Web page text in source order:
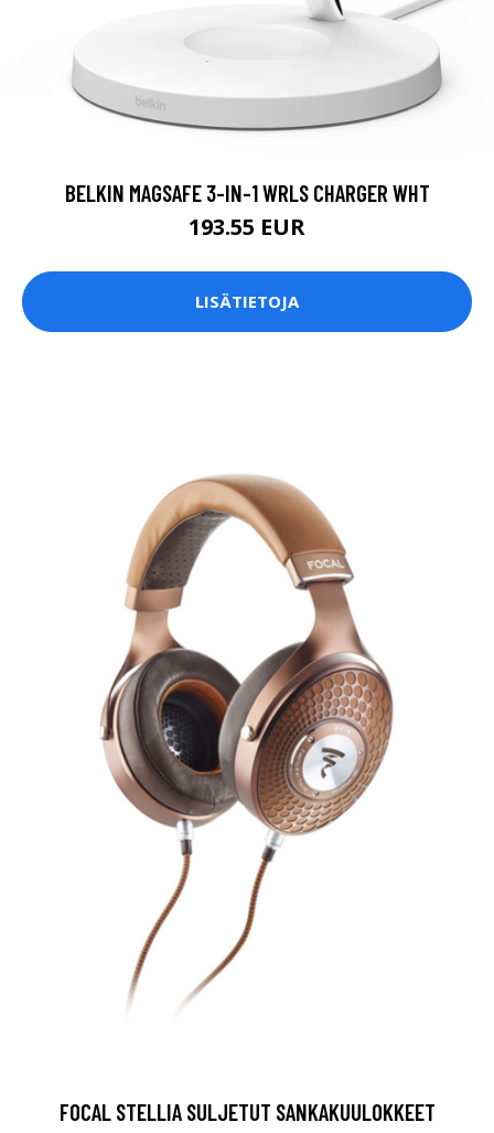
BELKIN MAGSAFE 3-IN-1 WRLS CHARGER WHT
193.55 EUR
LISÄTIETOJA
FOCAL STELLIA SULJETUT SANKAKUULOKKEET